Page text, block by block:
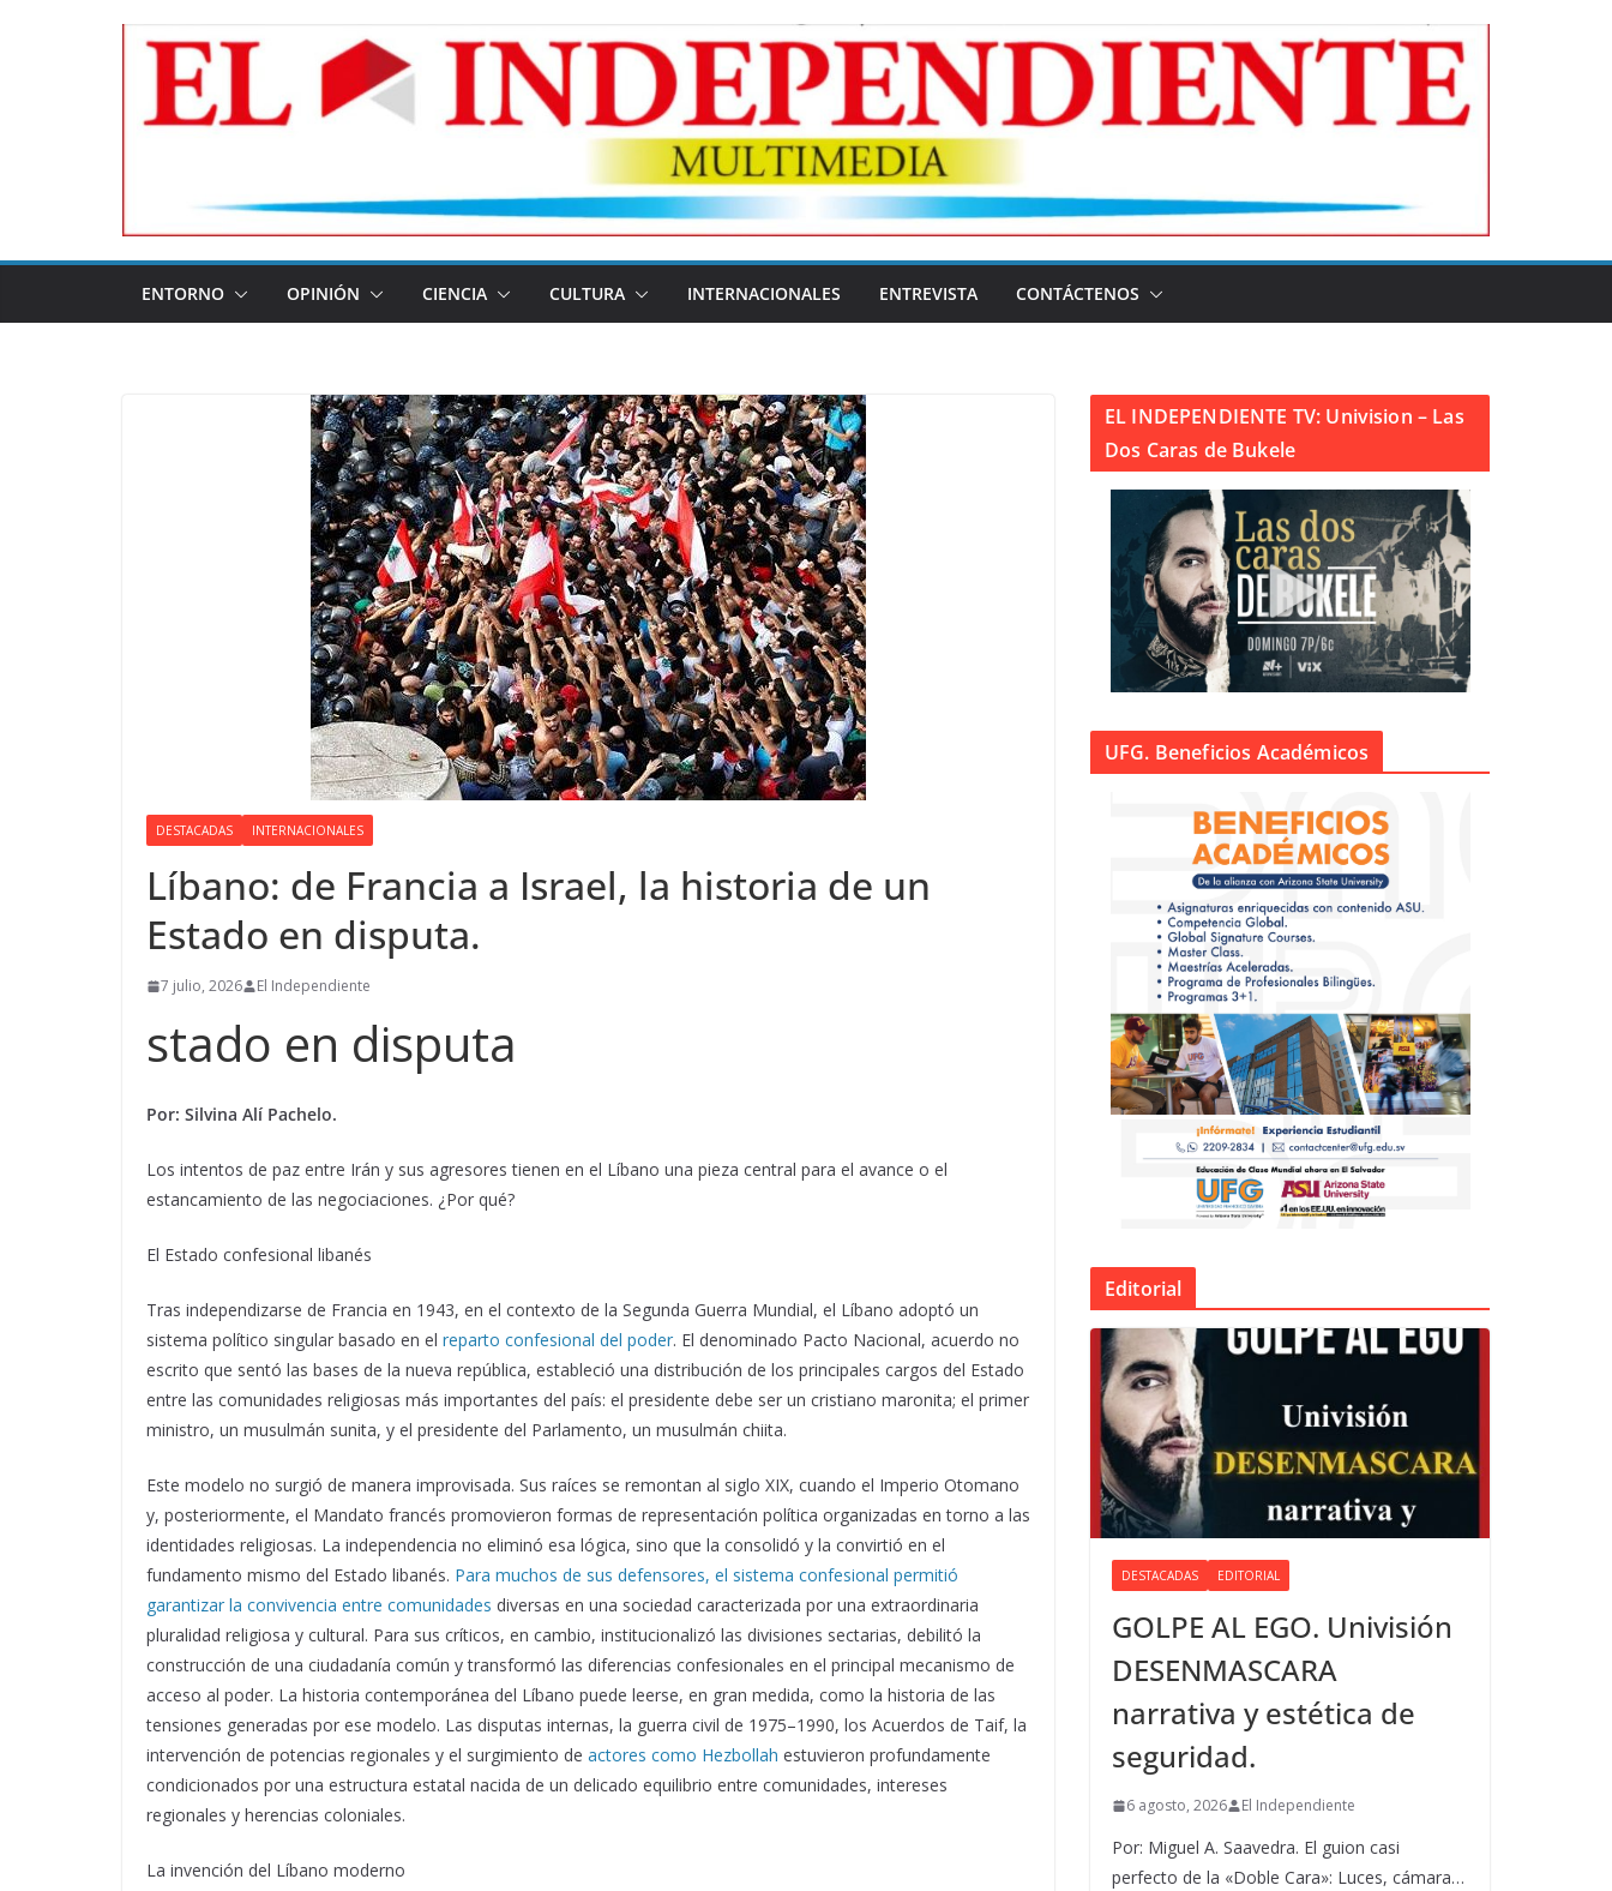
ENTORNO OPINIÓN CIENCIA CULTURA INTERNACIONALES ENTREVISTA CONTÁCTENOS
DESTACADAS INTERNACIONALES
Líbano: de Francia a Israel, la historia de un
Estado en disputa.
7 julio, 2026 El Independiente
stado en disputa
Por: Silvina Alí Pachelo.
Los intentos de paz entre Irán y sus agresores tienen en el Líbano una pieza central para el avance o el
estancamiento de las negociaciones. ¿Por qué?
El Estado confesional libanés
Tras independizarse de Francia en 1943, en el contexto de la Segunda Guerra Mundial, el Líbano adoptó un
sistema político singular basado en el reparto confesional del poder. El denominado Pacto Nacional, acuerdo no
escrito que sentó las bases de la nueva república, estableció una distribución de los principales cargos del Estado
entre las comunidades religiosas más importantes del país: el presidente debe ser un cristiano maronita; el primer
ministro, un musulmán sunita, y el presidente del Parlamento, un musulmán chiita.
Este modelo no surgió de manera improvisada. Sus raíces se remontan al siglo XIX, cuando el Imperio Otomano
y, posteriormente, el Mandato francés promovieron formas de representación política organizadas en torno a las
identidades religiosas. La independencia no eliminó esa lógica, sino que la consolidó y la convirtió en el
fundamento mismo del Estado libanés. Para muchos de sus defensores, el sistema confesional permitió
garantizar la convivencia entre comunidades diversas en una sociedad caracterizada por una extraordinaria
pluralidad religiosa y cultural. Para sus críticos, en cambio, institucionalizó las divisiones sectarias, debilitó la
construcción de una ciudadanía común y transformó las diferencias confesionales en el principal mecanismo de
acceso al poder. La historia contemporánea del Líbano puede leerse, en gran medida, como la historia de las
tensiones generadas por ese modelo. Las disputas internas, la guerra civil de 1975–1990, los Acuerdos de Taif, la
intervención de potencias regionales y el surgimiento de actores como Hezbollah estuvieron profundamente
condicionados por una estructura estatal nacida de un delicado equilibrio entre comunidades, intereses
regionales y herencias coloniales.
La invención del Líbano moderno
EL INDEPENDIENTE TV: Univision – Las
Dos Caras de Bukele
UFG. Beneficios Académicos
Editorial
DESTACADAS EDITORIAL
GOLPE AL EGO. Univisión
DESENMASCARA
narrativa y estética de
seguridad.
6 agosto, 2026 El Independiente
Por: Miguel A. Saavedra. El guion casi
perfecto de la «Doble Cara»: Luces, cámara…